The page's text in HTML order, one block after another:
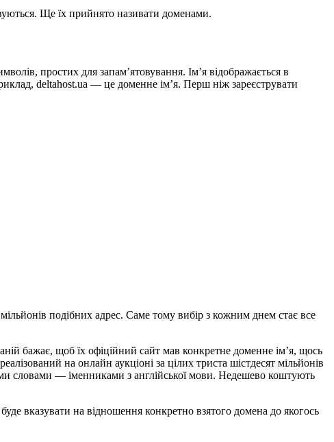
Ще їх прийнято називати доменами.
простих для запам’ятовування. Ім’я відображається в
deltahost.ua — це доменне ім’я. Перш ніж зареєструвати
подібних адрес. Саме тому вибір з кожним днем стає все
бажає, щоб їх офіційний сайт мав конкретне доменне ім’я, щось
на онлайн аукціоні за цілих триста шістдесят мільйонів
словами — іменниками з англійської мови. Недешево коштують
вказувати на відношення конкретно взятого домена до якогось